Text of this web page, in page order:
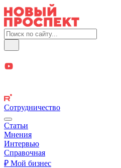
Сотрудничество
Статьи
Мнения
Интервью
Справочная
₽ Мой бизнес